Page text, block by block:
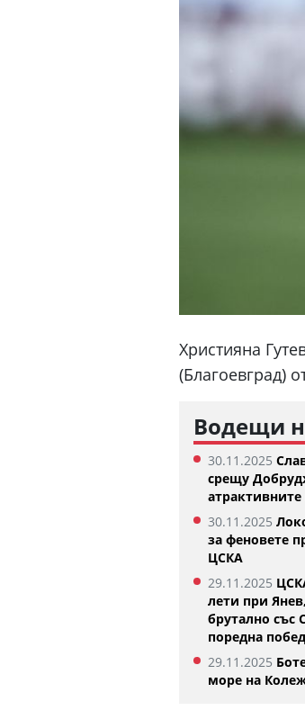
Християна
(Благоевград)
Водещи
30.11.2025
срещу
30.11.2025
за феновете
ЦСКА
29.11.2025
лети при
брутално със
поредна
29.11.2025
море на
Къри няма намерение да
Голдън Стейт Уориърс